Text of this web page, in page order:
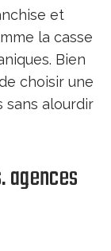
et
la casse
Bien
choisir une
sans alourdir
agences